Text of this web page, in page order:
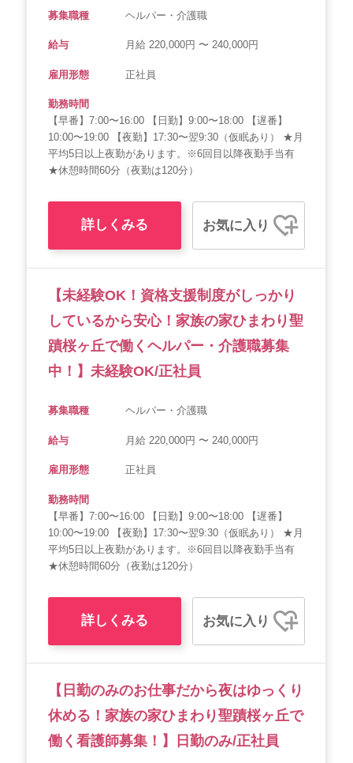
募集職種 ヘルパー・介護職
給与 月給 220,000円 〜 240,000円
雇用形態 正社員
勤務時間
【早番】7:00〜16:00 【日勤】9:00〜18:00 【遅番】
10:00〜19:00 【夜勤】17:30〜翌9:30（仮眠あり） ★月
平均5日以上夜勤があります。※6回目以降夜勤手当有
★休憩時間60分（夜勤は120分）
詳しくみる お気に入り
【未経験OK！資格支援制度がしっかり
しているから安心！家族の家ひまわり聖
蹟桜ヶ丘で働くヘルパー・介護職募集
中！】未経験OK/正社員
募集職種 ヘルパー・介護職
給与 月給 220,000円 〜 240,000円
雇用形態 正社員
勤務時間
【早番】7:00〜16:00 【日勤】9:00〜18:00 【遅番】
10:00〜19:00 【夜勤】17:30〜翌9:30（仮眠あり） ★月
平均5日以上夜勤があります。※6回目以降夜勤手当有
★休憩時間60分（夜勤は120分）
詳しくみる お気に入り
【日勤のみのお仕事だから夜はゆっくり
休める！家族の家ひまわり聖蹟桜ヶ丘で
働く看護師募集！】日勤のみ/正社員